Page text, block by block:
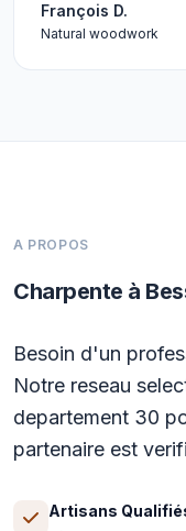
François D.
Natural woodwork
A PROPOS
Charpente à
Besoin d'un
Notre reseau
departement 30
partenaire est
Artisans